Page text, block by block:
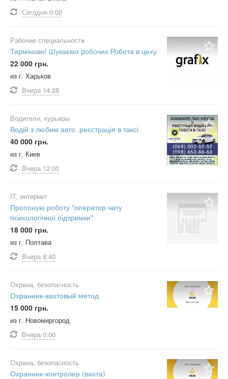
доктор наук
Не важно
Не важно
Сбросить фильтр
Сегодня 0:00
Рабочие специальности
Терміново! Шукаємо робочих Робота в цеху
22 000 грн.
из г. Харьков
Вчера 14:28
3
Водители, курьеры
Водій з любим авто .реєстрація в таксі
40 000 грн.
из г. Киев
Вчера 12:00
IT, интернет
Пропоную роботу "оператор чату
психологічної підтримки"
18 000 грн.
из г. Полтава
Вчера 8:40
Охрана, безопасность
Охранник-вахтовый метод
15 000 грн.
из г. Новомиргород
Вчера 0:00
Охрана, безопасность
Охранник-контролер (вахта)